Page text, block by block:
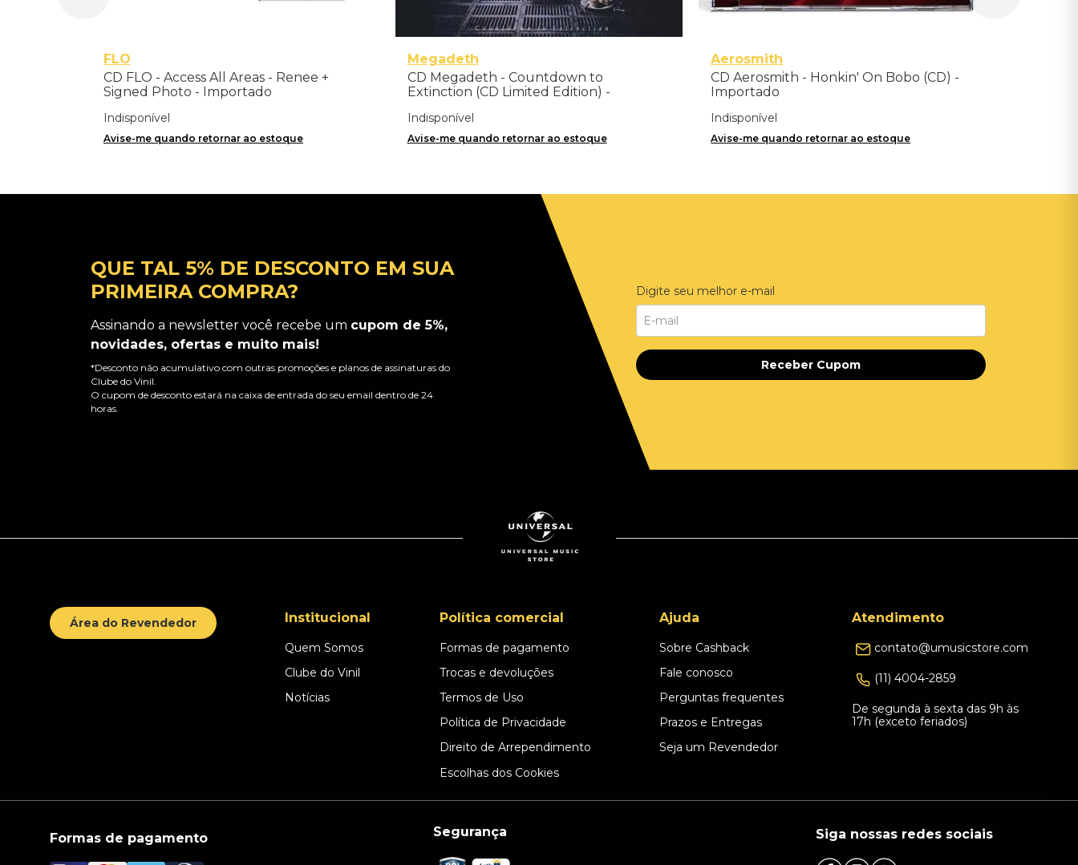
FLO
CD FLO - Access All Areas - Renee +
Signed Photo - Importado
Indisponível
Avise-me quando retornar ao estoque
Megadeth
CD Megadeth - Countdown to
Extinction (CD Limited Edition) -
Indisponível
Avise-me quando retornar ao estoque
Aerosmith
CD Aerosmith - Honkin' On Bobo (CD) -
Importado
Indisponível
Avise-me quando retornar ao estoque
QUE TAL 5% DE DESCONTO EM SUA
PRIMEIRA COMPRA?
Assinando a newsletter você recebe um cupom de 5%,
novidades, ofertas e muito mais!
*Desconto não acumulativo com outras promoções e planos de assinaturas do
Clube do Vinil.
O cupom de desconto estará na caixa de entrada do seu email dentro de 24
horas.
Digite seu melhor e-mail
Receber Cupom
Área do Revendedor Institucional
Quem Somos
Clube do Vinil
Notícias
Política comercial
Formas de pagamento
Trocas e devoluções
Termos de Uso
Política de Privacidade
Direito de Arrependimento
Escolhas dos Cookies
Ajuda
Sobre Cashback
Fale conosco
Perguntas frequentes
Prazos e Entregas
Seja um Revendedor
Atendimento
contato@umusicstore.com
(11) 4004-2859
De segunda à sexta das 9h às
17h (exceto feriados)
Formas de pagamento Segurança Siga nossas redes sociais